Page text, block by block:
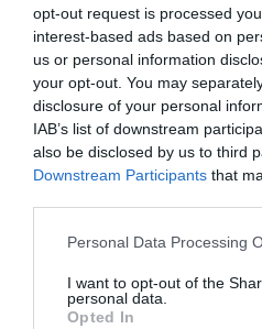
opt-out request is processed
interest-based ads based on
us or personal information
your opt-out. You may
disclosure of your personal
IAB’s list of downstream
also be disclosed by us to third
Downstream Participants that
Personal Data Processing
I want to opt-out of the
personal data.
Opted In
abandonată
Româncă de 34 de
verișor la Genzano
Ostia, răpită din
pădure timp de